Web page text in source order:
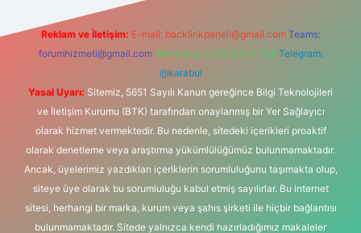
Reklam ve İletişim: E-mail: backlinkpaneli@gmail.com Teams:
forumhizmeti@gmail.com Whatsapp: 0262 606 0 726 Telegram:
@karabul
Yasal Uyarı: Sitemiz, 5651 Sayılı Kanun gereğince Bilgi Teknolojileri
ve İletişim Kurumu (BTK) tarafından onaylanmış bir Yer Sağlayıcı
olarak hizmet vermektedir. Bu nedenle, sitedeki içerikleri proaktif
olarak denetleme veya araştırma yükümlülüğümüz bulunmamaktadır.
Ancak, üyelerimiz yazdıkları içeriklerin sorumluluğunu taşımakta olup,
siteye üye olarak bu sorumluluğu kabul etmiş sayılırlar. Bu internet
sitesi, herhangi bir marka, kurum veya şahıs şirketi ile hiçbir bağlantısı
bulunmamaktadır. Sitede yalnızca kendi hazırladığımız makaleler